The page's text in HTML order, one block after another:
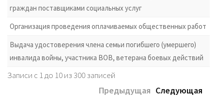
граждан поставщиками социальных услуг
Организация проведения оплачиваемых общественных работ
Выдача удостоверения члена семьи погибшего (умершего)
инвалида войны, участника ВОВ, ветерана боевых действий
Записи с 1 до 10 из 300 записей
Предыдущая Следующая